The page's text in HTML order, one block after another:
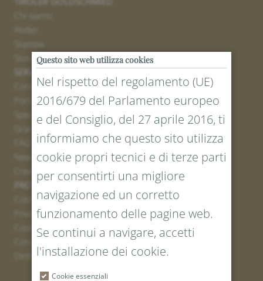
Stores
SERVICE
Contatto
Portale resi
Spedizione
Grandezze e lunghezze
Newsletter iscrizione
Creare un buono
PROTEZIONE LEGALE E DEI DATI
Colofone
Privacy Policy
Cookies
Diritto di recesso
Questo sito web utilizza cookies
Nel rispetto del regolamento (UE)
2016/679 del Parlamento europeo
e del Consiglio, del 27 aprile 2016, ti
informiamo che questo sito utilizza
cookie propri tecnici e di terze parti
per consentirti una migliore
navigazione ed un corretto
funzionamento delle pagine web.
Se continui a navigare, accetti
l'installazione dei cookie.
Cookie essenziali